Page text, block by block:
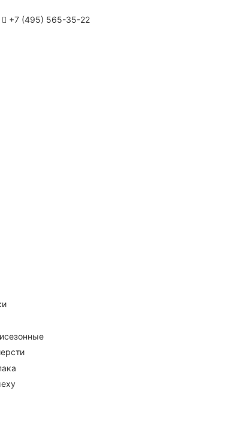
+7 (495) 565-35-22